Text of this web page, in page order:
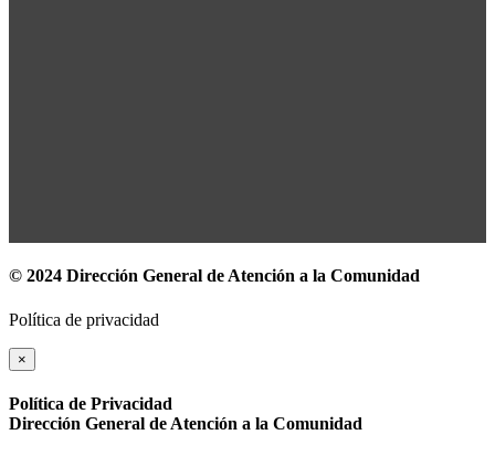
© 2024 Dirección General de Atención a la Comunidad
Política de privacidad
×
Política de Privacidad
Dirección General de Atención a la Comunidad